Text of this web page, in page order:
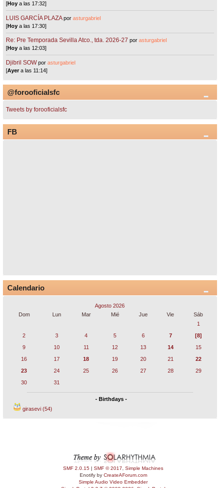
[Hoy a las 17:32]
LUIS GARCÍA PLAZA porasturgabriel
[Hoy a las 17:30]
Re: Pre Temporada Sevilla Atco., tda. 2026-27 porasturgabriel
[Hoy a las 12:03]
Djibril SOW porasturgabriel
[Ayera las 11:14]
@forooficialsfc
Tweets by forooficialsfc
FB
Calendario
Agosto 2026
Dom
Lun Mar Mié Jue Vie
Sáb
1
2
3 4 5 6 7
[8]
9
10 11 12 13 14
15
16
17 18 19 20 21
22
23
24 25 26 27 28
29
30
31
- Birthdays -
girasevi (54)
SMF 2.0.15 | SMF © 2017
Simple Machines
Enotify by CreateAForum.com
Simple Audio Video Embedder